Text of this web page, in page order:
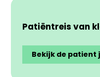
Patiëntreis van
Bekijk de patient